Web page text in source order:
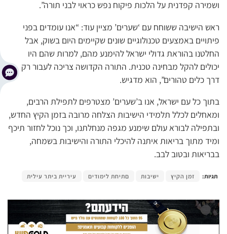
ושמירה קפדנית על הלכות פיקוח נפש כראוי לבני תורה”.
ראש הישיבה ששוחח עם ‘שערים’ מציין עוד: “אנו עומדים בפני
פיתויים באמצעים טכנולוגיים שונים שקיימים היום בשוק, אבל
החלטנו בהוראת גדולי ישראל להימנע מהם, למרות שהם היו
יכולים להקל מבחינה טכנית. התורה הקדושה צריכה לעבור רק
דרך כלים טהורים”, הוא מדגיש.
בתוך כל עם ישראל, אנו ב’שערים’ מצטרפים לתפילת הרבים,
ומאחלים לכלל תלמידי הישיבות הצלחה מרובה בזמן הקיץ החדש,
ובתפילה לבורא עולם שימנע מגפה מנחלתנו, וכך נוכל לחזור תיכף
ומיד מתוך בריאות איתנה להיכלי התורה והישיבות בשמחה,
בבריאות ובטוב לבב.
תגיות: זמן הקיץ ישיבות םתיחת לימודים עיריית ביתר עילית